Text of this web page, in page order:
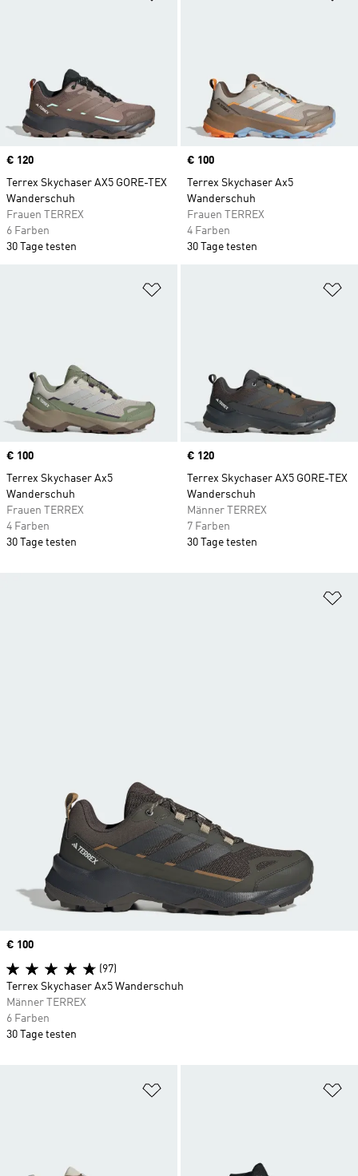
Price
€ 120
Terrex Skychaser AX5 GORE-TEX
Wanderschuh
Frauen TERREX
6 Farben
30 Tage testen
Price
€ 100
Terrex Skychaser Ax5
Wanderschuh
Frauen TERREX
4 Farben
30 Tage testen
Price
€ 100
Terrex Skychaser Ax5
Wanderschuh
Frauen TERREX
4 Farben
30 Tage testen
Price
€ 120
Terrex Skychaser AX5 GORE-TEX
Wanderschuh
Männer TERREX
7 Farben
30 Tage testen
Price
€ 100
(97)
Terrex Skychaser Ax5 Wanderschuh
Männer TERREX
6 Farben
30 Tage testen